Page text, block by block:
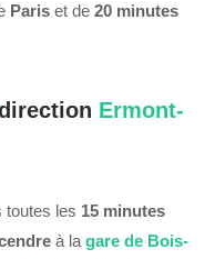
Paris et de 20 minutes
Ermont-
toutes les 15 minutes
à la gare de Bois-